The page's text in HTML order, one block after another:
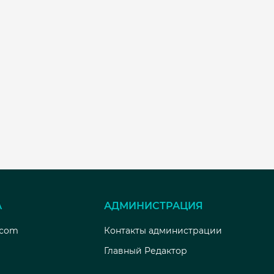
АДМИНИСТРАЦИЯ
Контакты администрации
Главный Редактор